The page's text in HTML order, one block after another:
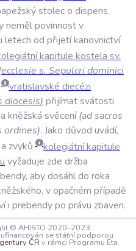
stoleco dispens,
nemělpovinnostv
letech od přijetíkanovnictví
kapitule kostela sv.
ecclesie s. Sepulcridominici
vratislavské diecézi
diocesis) přijímatsvátosti
a kněžská svěcení(adsacros
ordines). Jako důvod uvádí,
a zvyků kolegiátníkapitule
vyžaduje zde držba
, abydosáhldo roka
, vopačném případě
i prebendypo právu zbaven.
studujícínynínauniverzitě
) ahodlajícístudovat dále
© AHISTO 2020–2023
se státní podporou
ČR v rámci Programu Éta.